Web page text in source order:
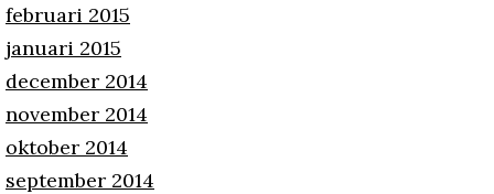
februari 2015
januari 2015
december 2014
november 2014
oktober 2014
september 2014